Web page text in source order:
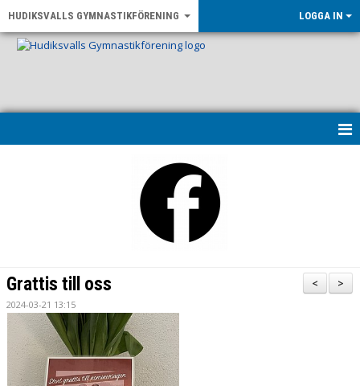
HUDIKSVALLS GYMNASTIKFÖRENING LOGGA IN
NYHETER
LF GÄVLEBORG - RÖRELSE FÖR ALLA
HYRA/BOKNING
>
<
Grattis till oss
2024-03-21 13:15